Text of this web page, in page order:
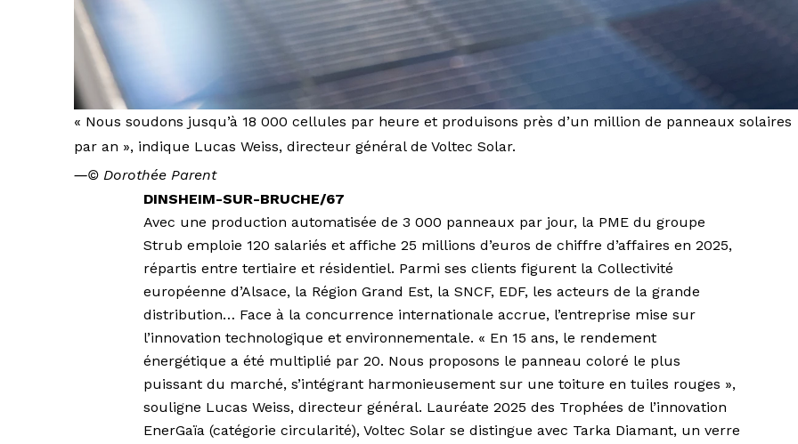
« Nous soudons jusqu’à 18 000 cellules par heure et produisons près d’un million de panneaux solaires
par an », indique Lucas Weiss, directeur général de Voltec Solar.
―© Dorothée Parent
DINSHEIM-SUR-BRUCHE/67
Avec une production automatisée de 3 000 panneaux par jour, la PME du groupe
Strub emploie 120 salariés et affiche 25 millions d’euros de chiffre d’affaires en 2025,
répartis entre tertiaire et résidentiel. Parmi ses clients figurent la Collectivité
européenne d’Alsace, la Région Grand Est, la SNCF, EDF, les acteurs de la grande
distribution… Face à la concurrence internationale accrue, l’entreprise mise sur
l’innovation technologique et environnementale. « En 15 ans, le rendement
énergétique a été multiplié par 20. Nous proposons le panneau coloré le plus
puissant du marché, s’intégrant harmonieusement sur une toiture en tuiles rouges »,
souligne Lucas Weiss, directeur général. Lauréate 2025 des Trophées de l’innovation
EnerGaïa (catégorie circularité), Voltec Solar se distingue avec Tarka Diamant, un verre